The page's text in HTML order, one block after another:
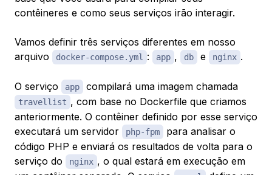
contêineres e como seus serviços irão interagir.
Vamos definir três serviços diferentes em nosso
arquivo
docker-compose.yml : app , db e nginx .
O serviço app compilará uma imagem chamada
travellist , com base no Dockerfile que criamos
anteriormente. O contêiner definido por esse serviço
executará um servidor
php-fpm
para analisar o
código PHP e enviará os resultados de volta para o
serviço do
nginx , o qual estará em execução em